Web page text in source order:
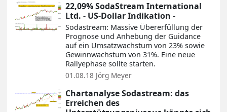
22,09% SodaStream International
Ltd. - US-Dollar Indikation -
Sodastream: Massive Übererfüllung der
Prognose und Anhebung der Guidance
auf ein Umsatzwachstum von 23% sowie
Gewinnwachstum von 31%. Eine neue
Rallyephase sollte starten.
01.08.18 Jörg Meyer
Chartanalyse Sodastream: das
Erreichen des